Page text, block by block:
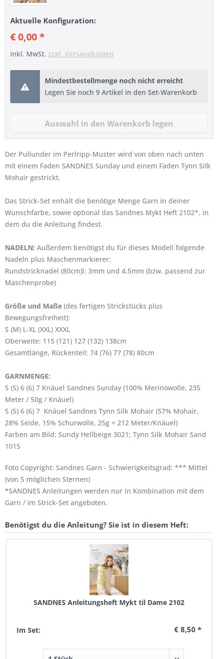
Aktuelle Konfiguration:
€ 0,00 *
inkl. MwSt. zzgl. Versandkosten
Mindestbestellmenge noch nicht erreicht
Legen Sie noch 9 Artikel in den Set-Warenkorb
Der Pullunder im Perlripp-Muster wird von oben nach unten
mit einem Faden SANDNES Sunday und einem Faden Tynn Silk
Mohair gestrickt.
Das Strick-Set enhält die benötige Menge Garn in deiner
Wunschfarbe, sowie optional das Sandnes Mykt Heft 2102*, in
dem du die Anleitung findest.
NADELN: Außerdem benötigst du für dieses Modell folgende
Nadeln plus Maschenmarkierer:
Rundstricknadel (80cm)l: 3mm und 4,5mm (bzw. passend zur
Maschenprobe)
Größe und Maße (des fertigen Strickstücks plus
Bewegungsfreiheit):
S (M) L-XL (XXL) XXXL
Oberweite: 115 (121) 127 (132) 138cm
Gesamtlänge, Rückenteil: 74 (76) 77 (78) 80cm
GARNMENGE:
5 (5) 6 (6) 7 Knäuel Sandnes Sunday (100% Merinowolle, 235
Meter / 50g / Knäuel)
5 (5) 6 (6) 7 Knäuel Sandnes Tynn Silk Mohair (57% Mohair,
28% Seide, 15% Schurwolle, 25g = 212 Meter/Knäuel)
Farben am Bild: Sundy Hellbeige 3021; Tynn Silk Mohair Sand
1015
Foto Copyright: Sandnes Garn - Schwierigkeitsgrad: *** Mittel
(von 5 möglichen Sternen)
*SANDNES Anleitungen werden nur in Kombination mit dem
Garn / im Strick-Set angeboten.
Benötigst du die Anleitung? Sie ist in diesem Heft:
SANDNES Anleitungsheft Mykt til Dame 2102
Im Set: € 8,50 *